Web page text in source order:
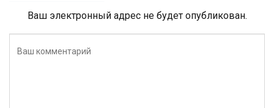
Ваш электронный адрес не будет опубликован.